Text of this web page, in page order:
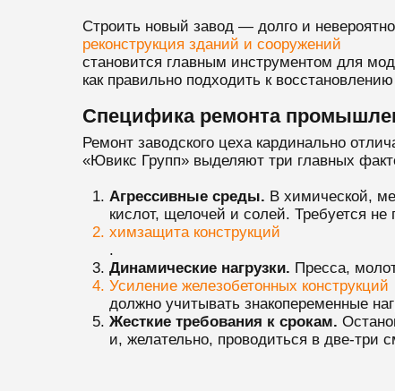
Строить новый завод — долго и
реконструкция зданий и сооружений
становится главным инструментом для
как правильно подходить к
Специфика ремонта
Ремонт заводского цеха кардинально
«Ювикс Групп» выделяют три главных
Агрессивные среды. В химической,
кислот, щелочей и солей. Требуется не
химзащита конструкций
.
Динамические нагрузки. Пресса,
Усиление железобетонных конструкций
должно учитывать знакопеременные
Жесткие требования к срокам.
и, желательно, проводиться в две-три